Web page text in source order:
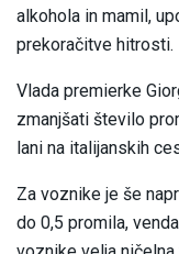
alkohola in mamil,
prekoračitve hitrosti.
Vlada premierke
zmanjšati število
lani na italijanskih
Za voznike je še
do 0,5 promila,